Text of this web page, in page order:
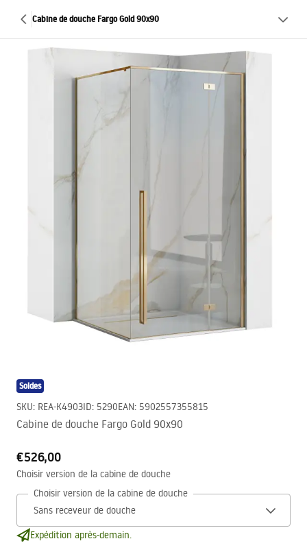
Cabine de douche Fargo Gold 90x90
Soldes
SKU: REA-K4903ID: 5290EAN: 5902557355815
Cabine de douche Fargo Gold 90x90
€526,00
Choisir version de la cabine de douche
Choisir version de la cabine de douche
Expédition après-demain.